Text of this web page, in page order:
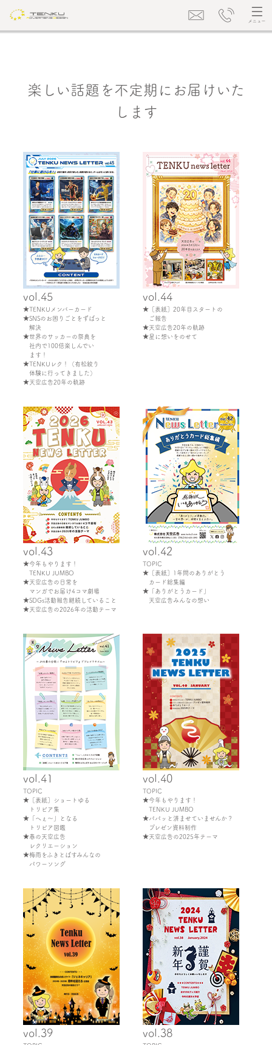
楽しい話題を不定期にお届けいた
します
vol.45
★TENKUメンバーカード
★SNSのお困りごとをずばっと
解決
★世界のサッカーの祭典を
社内で100倍楽しんでい
ます！
★TENKUレク！（有松絞り
体験に行ってきました）
★天空広告20年の軌跡
vol.44
★［表紙］20年目スタートの
ご報告
★天空広告20年の軌跡
★星に想いをのせて
vol.43
★今年もやります！
TENKU JUMBO
★天空広告の日常を
マンガでお届け4コマ劇場
★SDGs活動報告継続していること
★天空広告の2026年の活動テーマ
vol.42
TOPIC
★［表紙］1年間のありがとう
カード総集編
★「ありがとうカード」
天空広告みんなの想い
vol.41
TOPIC
★［表紙］ショートゆる
トリビア集
★「へぇ～」となる
トリビア図鑑
★春の天空広告
レクリエーション
★梅雨をふきとばすみんなの
パワーソング
vol.40
TOPIC
★今年もやります！
TENKU JUMBO
★パパッと済ませていませんか？
プレゼン資料制作
★天空広告の2025年テーマ
vol.39 vol.38